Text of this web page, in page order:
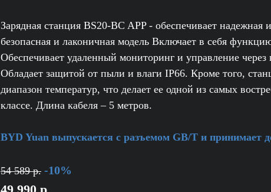
Зарядная станция BS20-BC APP - обеспечивает надежная
безопасная и лаконичная модель Включает в себя
Обеспечивает удаленный мониторинг и управление
Обладает защитой от пыли и влаги IP66. Кроме того,
диапазон температур, что делает ее одной из самых
классе. Длина кабеля – 5 метров.
BYD Yuan выпускается с разъемом GB/T и принимает
54 589 р. -10%